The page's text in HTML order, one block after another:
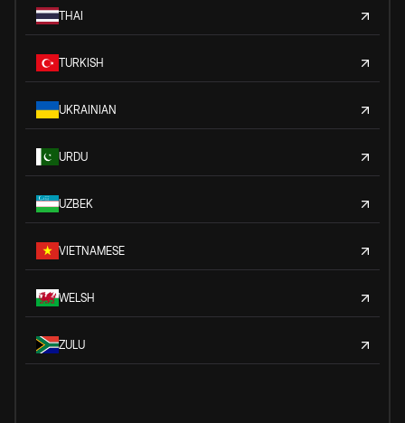
THAI
TURKISH
UKRAINIAN
URDU
UZBEK
VIETNAMESE
WELSH
ZULU